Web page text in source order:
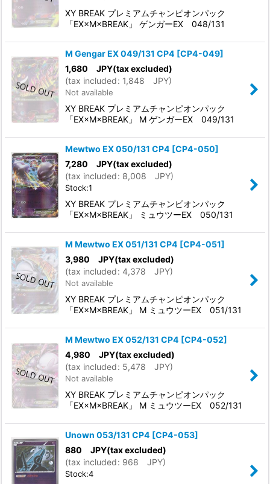
XY BREAK プレミアムチャンピオンパック
「EX×M×BREAK」 ゲンガーEX 048/131
M Gengar EX 049/131 CP4 [CP4-049]
1,680 JPY(tax excluded)
(tax included: 1,848 JPY)
Not available
XY BREAK プレミアムチャンピオンパック
「EX×M×BREAK」 M ゲンガーEX 049/131
Mewtwo EX 050/131 CP4 [CP4-050]
7,280 JPY(tax excluded)
(tax included: 8,008 JPY)
Stock:1
XY BREAK プレミアムチャンピオンパック
「EX×M×BREAK」 ミュウツーEX 050/131
M Mewtwo EX 051/131 CP4 [CP4-051]
3,980 JPY(tax excluded)
(tax included: 4,378 JPY)
Not available
XY BREAK プレミアムチャンピオンパック
「EX×M×BREAK」 M ミュウツーEX 051/131
M Mewtwo EX 052/131 CP4 [CP4-052]
4,980 JPY(tax excluded)
(tax included: 5,478 JPY)
Not available
XY BREAK プレミアムチャンピオンパック
「EX×M×BREAK」 M ミュウツーEX 052/131
Unown 053/131 CP4 [CP4-053]
880 JPY(tax excluded)
(tax included: 968 JPY)
Stock:4